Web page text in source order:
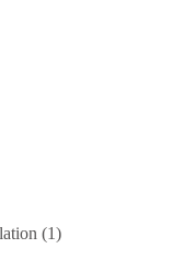
(1)